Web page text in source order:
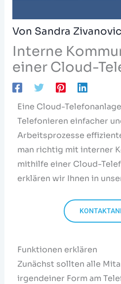
Von Sandra Zivanovic
Interne
einer Cloud-
Eine Cloud-
Telefonieren einfacher
Arbeitsprozesse
man richtig mit interner
mithilfe einer Cloud-
erklären wir Ihnen in
Funktionen erklären
Zunächst sollten alle
irgendeiner Form am